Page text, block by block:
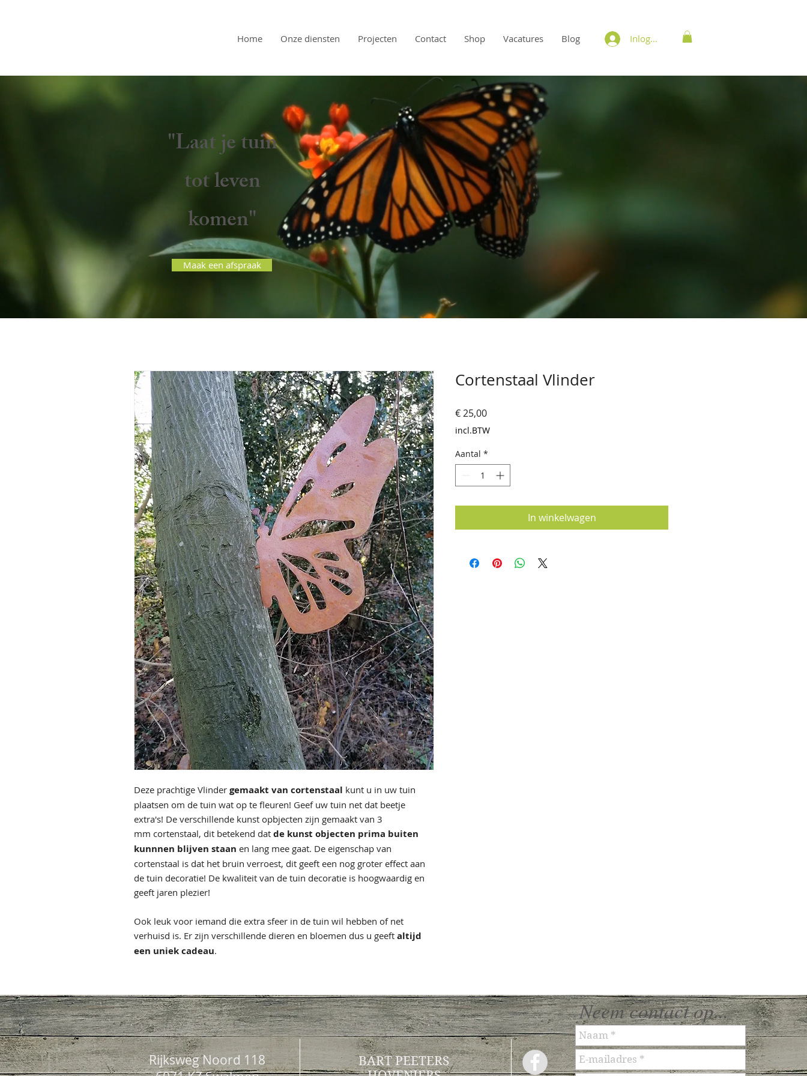
Home Onze diensten Projecten Contact Shop Vacatures Blog Inloggen
Deze prachtige Vlinder gemaakt van cortenstaal kunt u in uw tuin
plaatsen om de tuin wat op te fleuren! Geef uw tuin net dat beetje
extra's! De verschillende kunst opbjecten zijn gemaakt van 3
mm cortenstaal, dit betekend dat de kunst objecten prima buiten
kunnnen blijven staan en lang mee gaat. De eigenschap van
cortenstaal is dat het bruin verroest, dit geeft een nog groter effect aan
de tuin decoratie! De kwaliteit van de tuin decoratie is hoogwaardig en
geeft jaren plezier!
Ook leuk voor iemand die extra sfeer in de tuin wil hebben of net
verhuisd is. Er zijn verschillende dieren en bloemen dus u geeft altijd
een uniek cadeau.
Cortenstaal Vlinder
€ 25,00Prijs
incl.BTW
Aantal *
In winkelwagen
"Laat je tuin
tot leven
komen"
Maak een afspraak
Neem contact op...
Rijksweg Noord 118
BART PEETERS